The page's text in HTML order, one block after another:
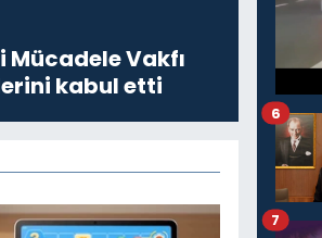
Vakfı
kabul etti
6
7